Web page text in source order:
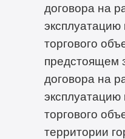
договора на
эксплуатацию
торгового
предстоящем
договора на
эксплуатацию
торгового
территории